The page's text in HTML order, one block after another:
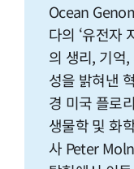
Ocean
다의 ‘유전자
의 생리, 기억
성을 밝혀낸
경 미국 플로
생물학 및 화
사 Peter